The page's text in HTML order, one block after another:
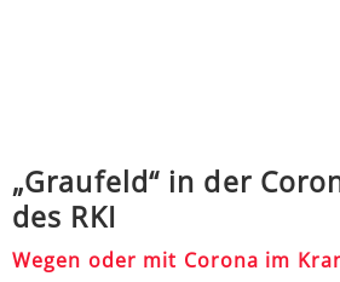
„Graufeld“ in der
des RKI
Wegen oder mit Corona im